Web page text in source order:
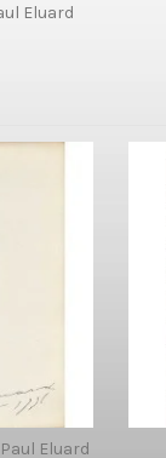
Eluard
Eluard